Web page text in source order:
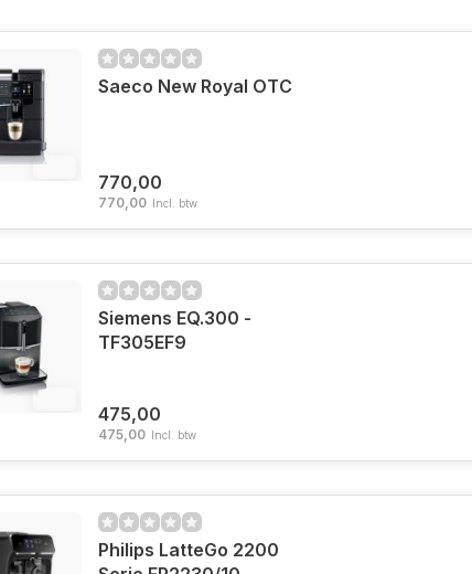
6%
Saeco New Royal OTC
770,00
770,00 Incl. btw
Siemens EQ.300 -
TF305EF9
475,00
475,00 Incl. btw
Philips LatteGo 2200